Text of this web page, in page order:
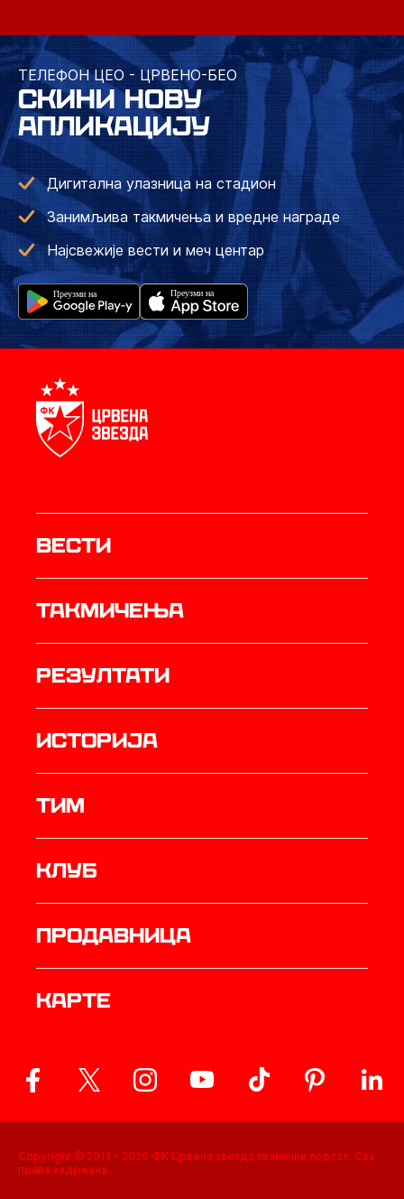
ТЕЛЕФОН ЦЕО - ЦРВЕНО-БЕО
СКИНИ НОВУ
АПЛИКАЦИЈУ
Дигитална улазница на стадион
Занимљива такмичења и вредне награде
Најсвежије вести и меч центар
Вести
Такмичења
резултати
историја
ТИМ
Клуб
продавница
Карте
Copyright © 2011 - 2026 ФК Црвена звезда званични портал. Сва
права задржана.